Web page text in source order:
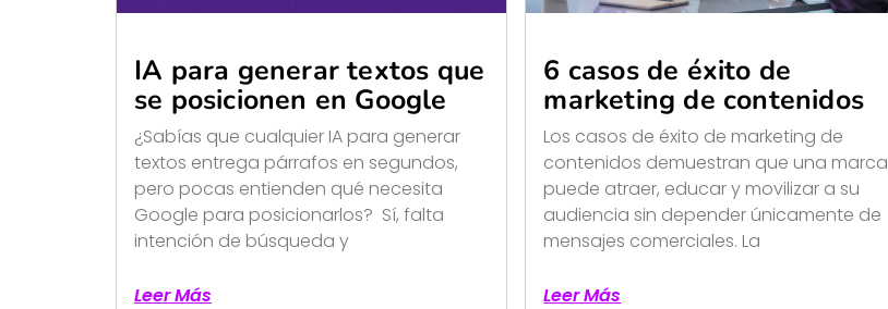
IA para generar textos que
se posicionen en Google
¿Sabías que cualquier IA para generar
textos entrega párrafos en segundos,
pero pocas entienden qué necesita
Google para posicionarlos? Sí, falta
intención de búsqueda y
Leer Más
6 casos de éxito de
marketing de contenidos
Los casos de éxito de marketing de
contenidos demuestran que una marca
puede atraer, educar y movilizar a su
audiencia sin depender únicamente de
mensajes comerciales. La
Leer Más